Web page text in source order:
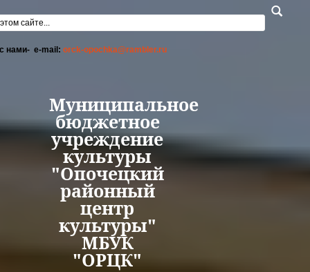
поиска
нами- e-mail: orck-opochka@rambler.ru
Муниципальное
бюджетное
учреждение
культуры
"Опочецкий
районный
центр
культуры"
МБУК
"ОРЦК"